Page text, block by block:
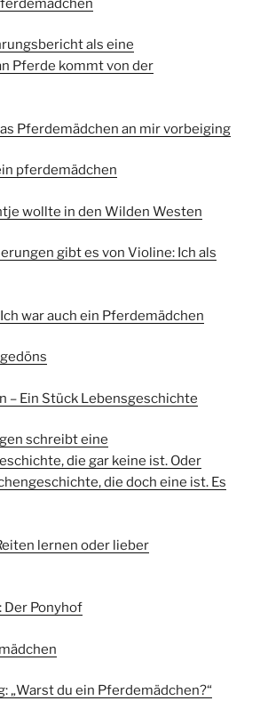
als eine
Pferde kommt von der
Pferdemädchen an mir vorbeiging
pferdemädchen
wollte in den Wilden Westen
gibt es von Violine: Ich als
war auch ein Pferdemädchen
– Ein Stück Lebensgeschichte
schreibt eine
die gar keine ist. Oder
die doch eine ist. Es
lernen oder lieber
Der Ponyhof
„Warst du ein Pferdemädchen?“